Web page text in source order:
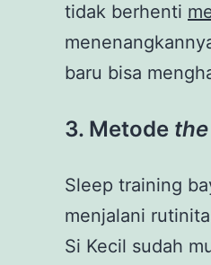
tidak berhenti
baru bisa
3. Metode
Sleep training
menjalani
Si Kecil sudah